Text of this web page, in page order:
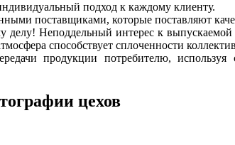
подход к каждому клиенту.
поставщиками, которые поставляют
делу! Неподдельный интерес к
способствует сплоченности
продукции потребителю, используя
цехов